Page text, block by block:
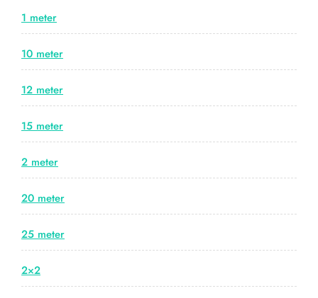
1 meter
10 meter
12 meter
15 meter
2 meter
20 meter
25 meter
2×2